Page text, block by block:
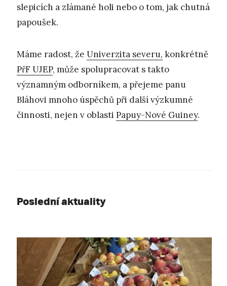
slepicích a zlámané holi nebo o tom, jak chutná
papoušek.
Máme radost, že Univerzita severu, konkrétně
PřF UJEP, může spolupracovat s takto
významným odborníkem, a přejeme panu
Bláhovi mnoho úspěchů při další výzkumné
činnosti, nejen v oblasti Papuy-Nové Guiney.
Poslední aktuality